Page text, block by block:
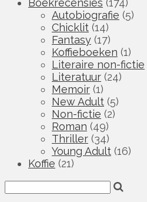
Boekrecensies (174)
Autobiografie (5)
Chicklit (14)
Fantasy (17)
Koffieboeken (1)
Literaire non-fictie
Literatuur (24)
Memoir (1)
New Adult (5)
Non-fictie (2)
Roman (49)
Thriller (34)
Young Adult (16)
Koffie (21)